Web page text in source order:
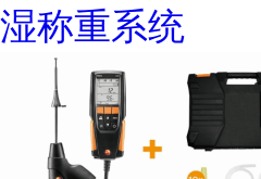
湿称重系统